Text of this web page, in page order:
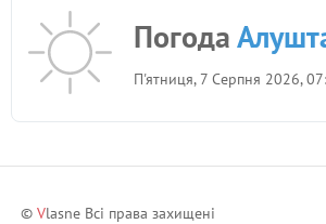
Погода
П'ятниця, 7 Серпня 2026,
© Vlasne Всі права захищені